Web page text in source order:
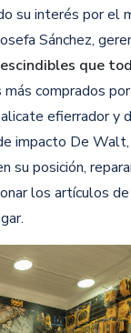
su interés por el
Sánchez,
que
comprados
efierrador y
impacto De
su posición,
los artículos